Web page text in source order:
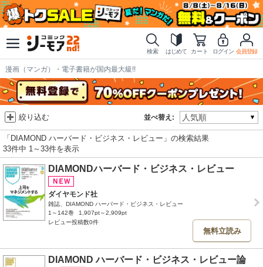
検索 はじめて カート ログイン 会員登録
漫画（マンガ）・電子書籍が国内最大級!!
並べ替え:
絞り込む
「DIAMOND ハーバード・ビジネス・レビュー」の検索結果
33件中 1～33件を表示
DIAMONDハーバード・ビジネス・レビュー
ダイヤモンド社
雑誌、DIAMOND ハーバード・ビジネス・レビュー
1～142巻
1,907pt～2,909pt
レビュー投稿数0件
無料立読み
DIAMOND ハーバード・ビジネス・レビュー論